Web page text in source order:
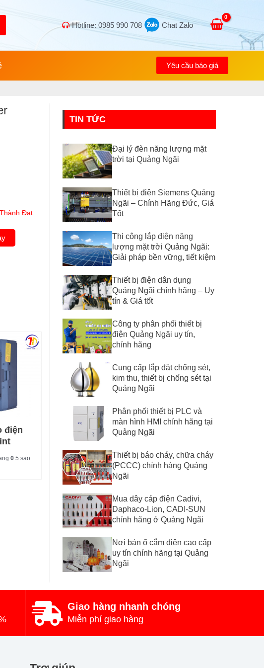
Hotline: 0985 990 708 Chat Zalo
Yêu cầu báo giá
Đạt
điện
05 sao
TIN TỨC
Đại lý đèn năng lượng mặt
trời tại Quảng Ngãi
Thiết bị điện Siemens Quảng
Ngãi – Chính Hãng Đức, Giá
Tốt
Thi công lắp điện năng
lượng mặt trời Quảng Ngãi:
Giải pháp bền vững, tiết kiệm
Thiết bị điện dân dụng
Quảng Ngãi chính hãng – Uy
tín & Giá tốt
Công ty phân phối thiết bị
điện Quảng Ngãi uy tín,
chính hãng
Cung cấp lắp đặt chống sét,
kim thu, thiết bị chống sét tại
Quảng Ngãi
Phân phối thiết bị PLC và
màn hình HMI chính hãng tại
Quảng Ngãi
Thiết bị báo cháy, chữa cháy
(PCCC) chính hàng Quảng
Ngãi
Mua dây cáp điện Cadivi,
Daphaco-Lion, CADI-SUN
chính hãng ở Quảng Ngãi
Nơi bán ổ cắm điện cao cấp
uy tín chính hãng tại Quảng
Ngãi
Giao hàng nhanh chóng
Miễn phí giao hàng